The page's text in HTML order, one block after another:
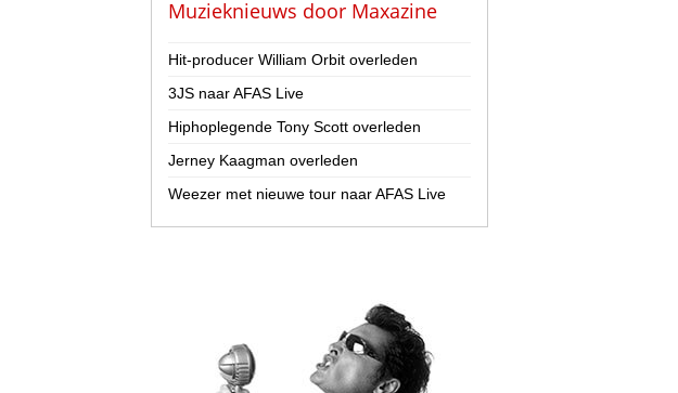
Muzieknieuws door Maxazine
Hit-producer William Orbit overleden
3JS naar AFAS Live
Hiphoplegende Tony Scott overleden
Jerney Kaagman overleden
Weezer met nieuwe tour naar AFAS Live